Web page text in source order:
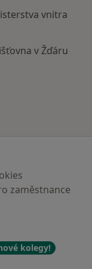
vnitra
v Žďáru
zaměstnance
kolegy!